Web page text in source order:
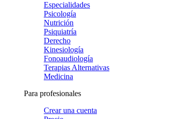
Especialidades
Psicología
Nutrición
Psiquiatría
Derecho
Kinesiología
Fonoaudiología
Terapias Alternativas
Medicina
Para profesionales
Crear una cuenta